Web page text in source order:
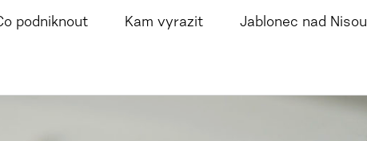
podniknout Kam vyrazit Jablonec nad Nisou